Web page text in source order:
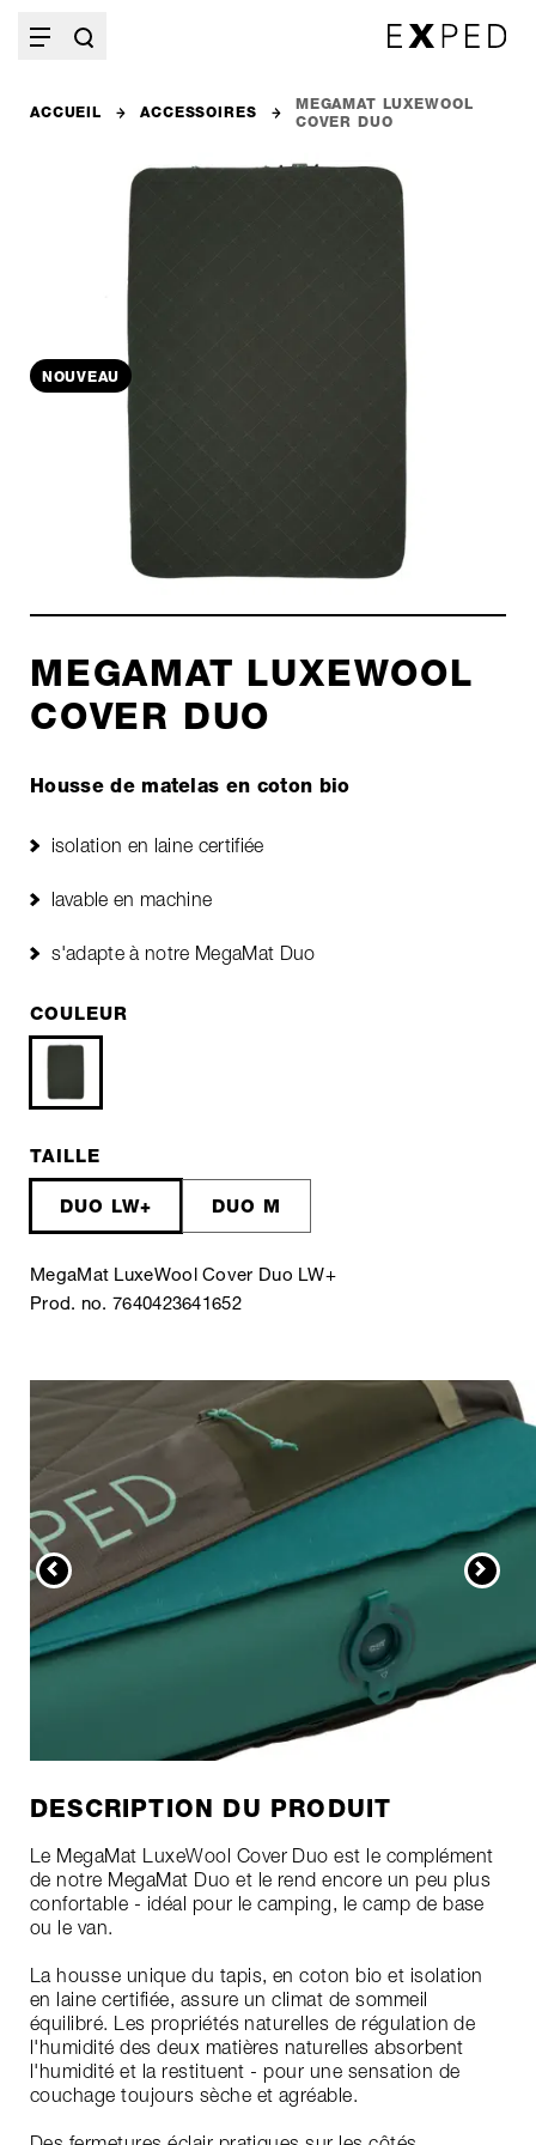
ACCUEIL ACCESSOIRES
MEGAMAT LUXEWOOL
COVER DUO
NOUVEAU
MEGAMAT LUXEWOOL
COVER DUO
Housse de matelas en coton bio
isolation en laine certifiée
lavable en machine
s'adapte à notre MegaMat Duo
COULEUR
TAILLE
DUO LW+ DUO M
MegaMat LuxeWool Cover Duo LW+
Prod. no. 7640423641652
DESCRIPTION DU PRODUIT
Le MegaMat LuxeWool Cover Duo est le complément
de notre MegaMat Duo et le rend encore un peu plus
confortable - idéal pour le camping, le camp de base
ou le van.
La housse unique du tapis, en coton bio et isolation
en laine certifiée, assure un climat de sommeil
équilibré. Les propriétés naturelles de régulation de
l'humidité des deux matières naturelles absorbent
l'humidité et la restituent - pour une sensation de
couchage toujours sèche et agréable.